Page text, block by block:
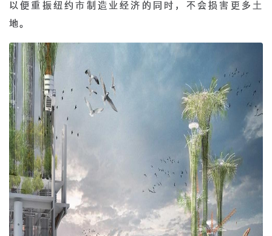
以便重振纽约市制造业经济的同时，不会损害更多土
地。